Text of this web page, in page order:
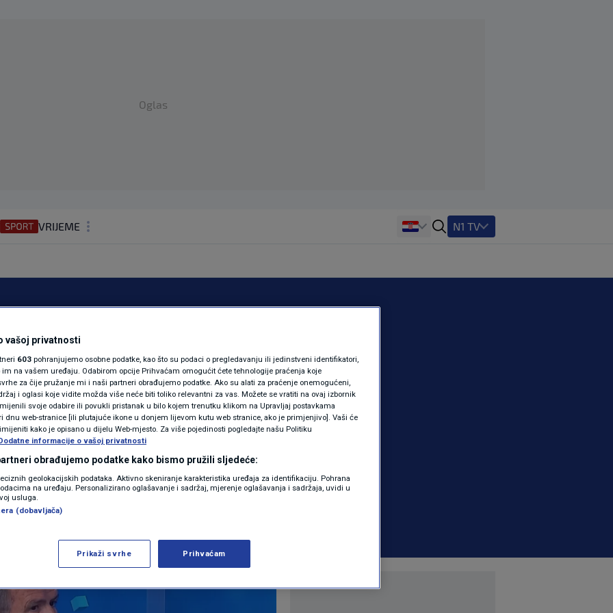
Oglas
VRIJEME
REGIJA
MAGAZIN
KOLUMNE
N1(DIS)INFO
KLIMATSKE PROMJENE
FOTO
VIDEO
N1 TV
me asocira na
Nema jednog
VIJESTI 0 komentara
Više
vašoj privatnosti
603 pohranjujemo osobne podatke, kao što su podaci o pregledavanju ili jedinstveni identifikatori,
na vašem uređaju. Odabirom opcije Prihvaćam omogućit ćete tehnologije praćenja koje
za čije pružanje mi i naši partneri obrađujemo podatke. Ako su alati za praćenje onemogućeni,
i oglasi koje vidite možda više neće biti toliko relevantni za vas. Možete se vratiti na ovaj izbornik
svoje odabire ili povukli pristanak u bilo kojem trenutku klikom na Upravljaj postavkama
dnu web-stranice [ili plutajuće ikone u donjem lijevom kutu web stranice, ako je primjenjivo]. Vaši će
kako je opisano u dijelu Web-mjesto. Za više pojedinosti pogledajte našu Politiku
informacije o vašoj privatnosti
obrađujemo podatke kako bismo pružili sljedeće:
geolokacijskih podataka. Aktivno skeniranje karakteristika uređaja za identifikaciju. Pohrana
na uređaju. Personalizirano oglašavanje i sadržaj, mjerenje oglašavanja i sadržaja, uvidi u
usluga.
(dobavljača)
Prikaži svrhe Prihvaćam